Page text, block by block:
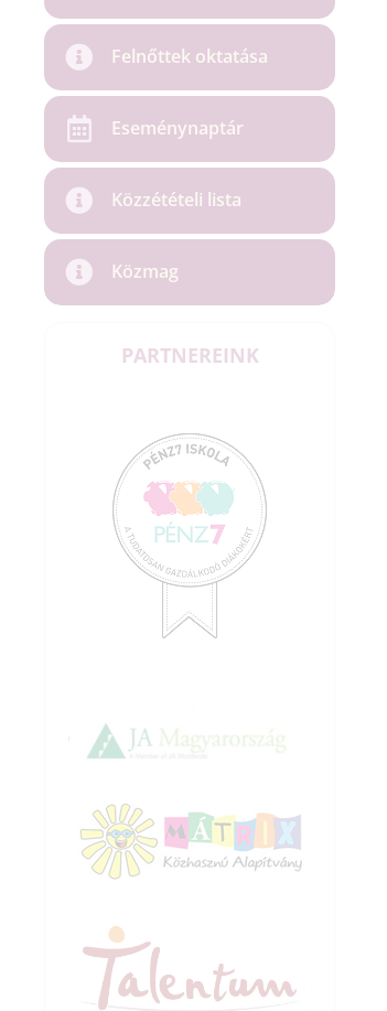
Felnőttek oktatása
Eseménynaptár
Közzétételi lista
Közmag
PARTNEREINK